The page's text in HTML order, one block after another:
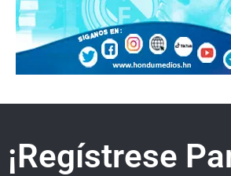
¡Regístrese